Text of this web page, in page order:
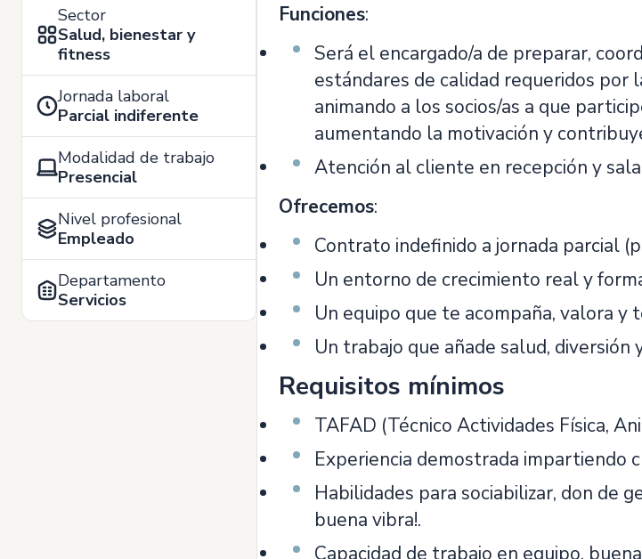
Sector
Salud, bienestar y
fitness
Jornada laboral
Parcial indiferente
Modalidad de trabajo
Presencial
Nivel profesional
Empleado
Departamento
Servicios
Funciones:
Será el encargado/a de preparar,
estándares de calidad requeridos por
animando a los socios/as a que
aumentando la motivación y
Atención al cliente en recepción y
Ofrecemos:
Contrato indefinido a jornada parcial
Un entorno de crecimiento real y
Un equipo que te acompaña, valora y
Un trabajo que añade salud, diversión
Requisitos mínimos
TAFAD (Técnico Actividades Física,
Experiencia demostrada impartiendo
Habilidades para sociabilizar, don de
buena vibra!.
Capacidad de trabajo en equipo,